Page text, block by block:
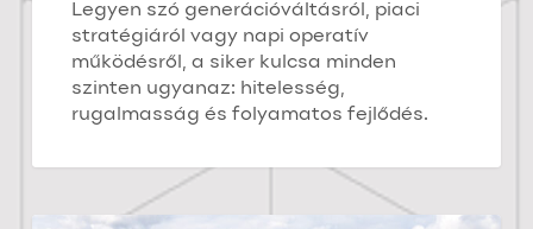
Legyen szó generációváltásról, piaci
stratégiáról vagy napi operatív
működésről, a siker kulcsa minden
szinten ugyanaz: hitelesség,
rugalmasság és folyamatos fejlődés.